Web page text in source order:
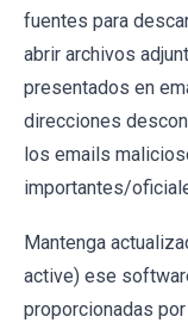
fuentes para
abrir archivos
presentados en
direcciones
los emails
importantes/
Mantenga
active) ese
proporcionadas